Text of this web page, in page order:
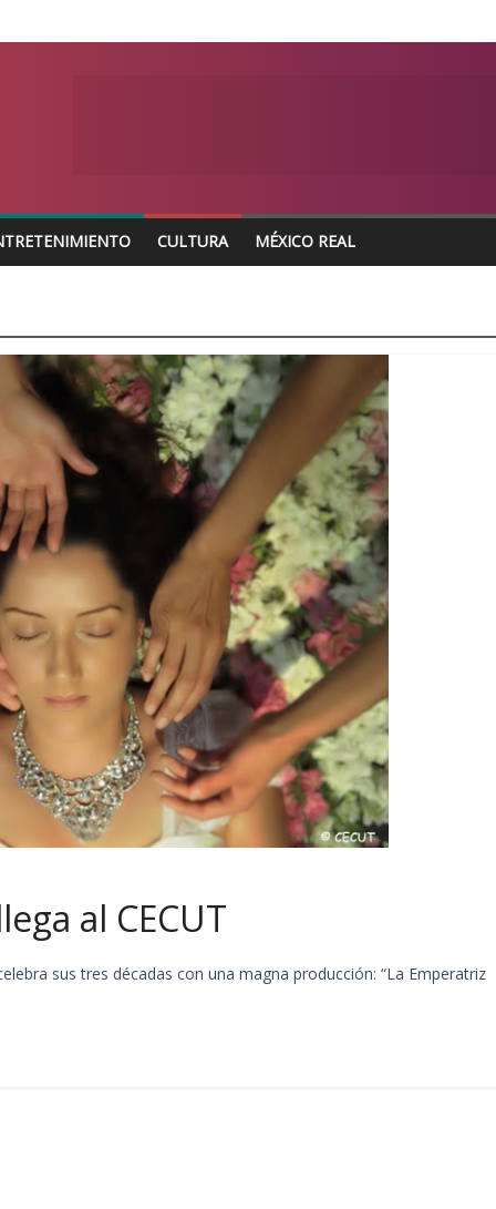
CULTURA MÉXICO REAL
al CECUT
sus tres décadas con una magna producción: “La Emperatriz